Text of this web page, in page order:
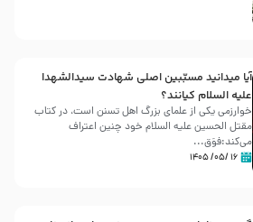
آیا میدانید مسبّبین اصلی شهادت سیدالشهدا
علیه ‌السلام کیانند؟
خوارزمی یکی از علمای بزرگ اهل تسنن است، در کتاب
مقتل الحسین علیه ‌السلام خود چنین اعتراف
می‌کند:فوَق...
۱۶ /۰۵/ ۱۴۰۵